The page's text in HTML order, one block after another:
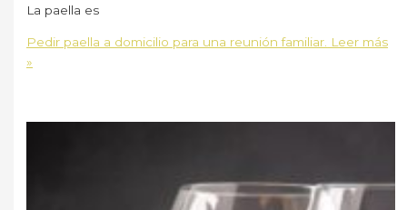
La paella es
Pedir paella a domicilio para una reunión familiar. Leer más
»